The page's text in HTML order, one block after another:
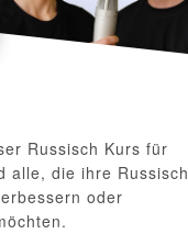
Russisch Kurs für
alle, die ihre Russisch
oder